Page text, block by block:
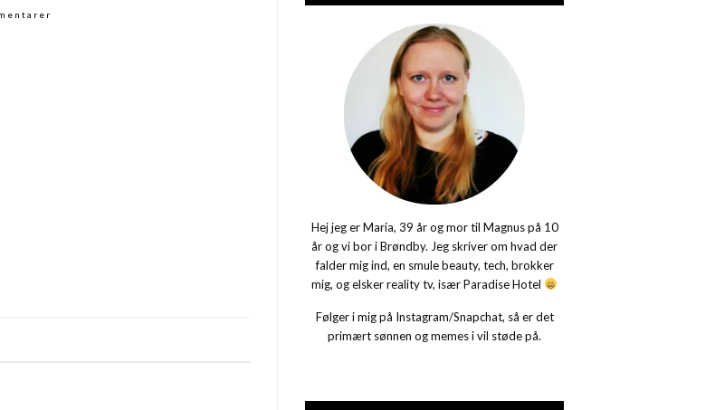
Hej jeg er Maria, 39 år og mor til Magnus på 10
år og vi bor i Brøndby. Jeg skriver om hvad der
falder mig ind, en smule beauty, tech, brokker
mig, og elsker reality tv, især Paradise Hotel
Følger i mig på Instagram/Snapchat, så er det
primært sønnen og memes i vil støde på.